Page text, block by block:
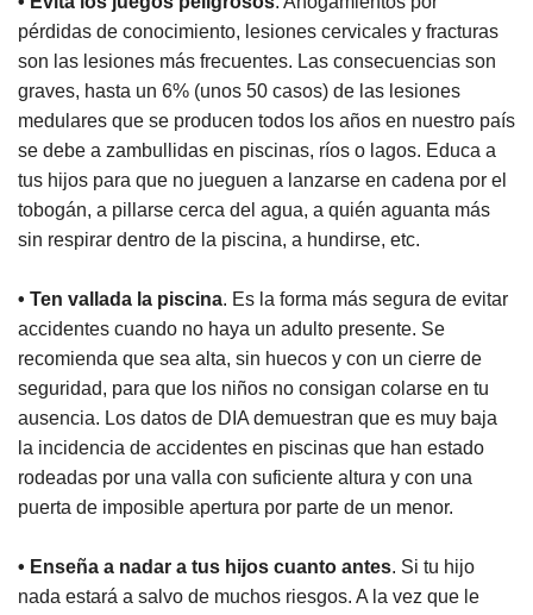
pérdidas de conocimiento, lesiones cervicales y fracturas
son las lesiones más frecuentes. Las consecuencias son
graves, hasta un 6% (unos 50 casos) de las lesiones
medulares que se producen todos los años en nuestro país
se debe a zambullidas en piscinas, ríos o lagos. Educa a
tus hijos para que no jueguen a lanzarse en cadena por el
tobogán, a pillarse cerca del agua, a quién aguanta más
sin respirar dentro de la piscina, a hundirse, etc.
• Ten vallada la piscina. Es la forma más segura de evitar
accidentes cuando no haya un adulto presente. Se
recomienda que sea alta, sin huecos y con un cierre de
seguridad, para que los niños no consigan colarse en tu
ausencia. Los datos de DIA demuestran que es muy baja
la incidencia de accidentes en piscinas que han estado
rodeadas por una valla con suficiente altura y con una
puerta de imposible apertura por parte de un menor.
• Enseña a nadar a tus hijos cuanto antes. Si tu hijo
nada estará a salvo de muchos riesgos. A la vez que le